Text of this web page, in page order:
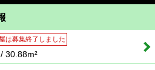
は募集終了しました
30.88m²